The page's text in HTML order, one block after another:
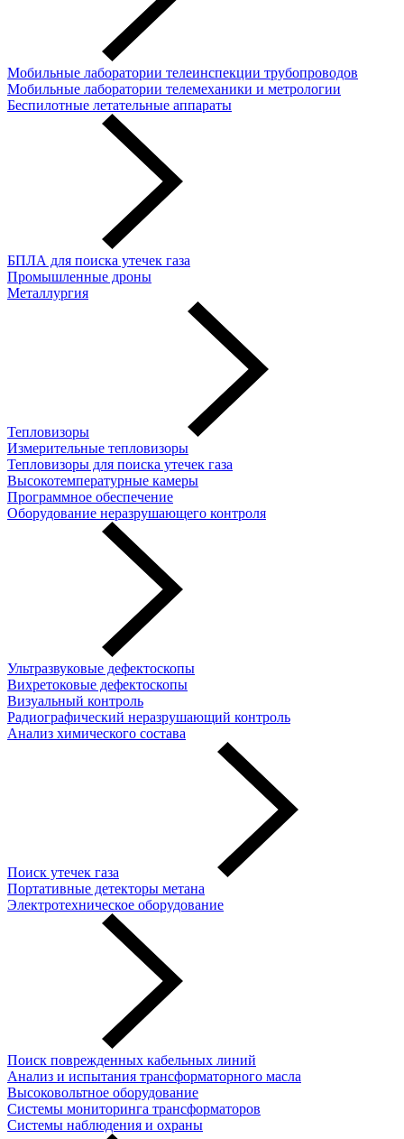
Мобильные лаборатории телеинспекции трубопроводов
Мобильные лаборатории телемеханики и метрологии
Беспилотные летательные аппараты
БПЛА для поиска утечек газа
Промышленные дроны
Металлургия
Тепловизоры
Измерительные тепловизоры
Тепловизоры для поиска утечек газа
Высокотемпературные камеры
Программное обеспечение
Оборудование неразрушающего контроля
Ультразвуковые дефектоскопы
Вихретоковые дефектоскопы
Визуальный контроль
Радиографический неразрушающий контроль
Анализ химического состава
Поиск утечек газа
Портативные детекторы метана
Электротехническое оборудование
Поиск поврежденных кабельных линий
Анализ и испытания трансформаторного масла
Высоковольтное оборудование
Системы мониторинга трансформаторов
Системы наблюдения и охраны